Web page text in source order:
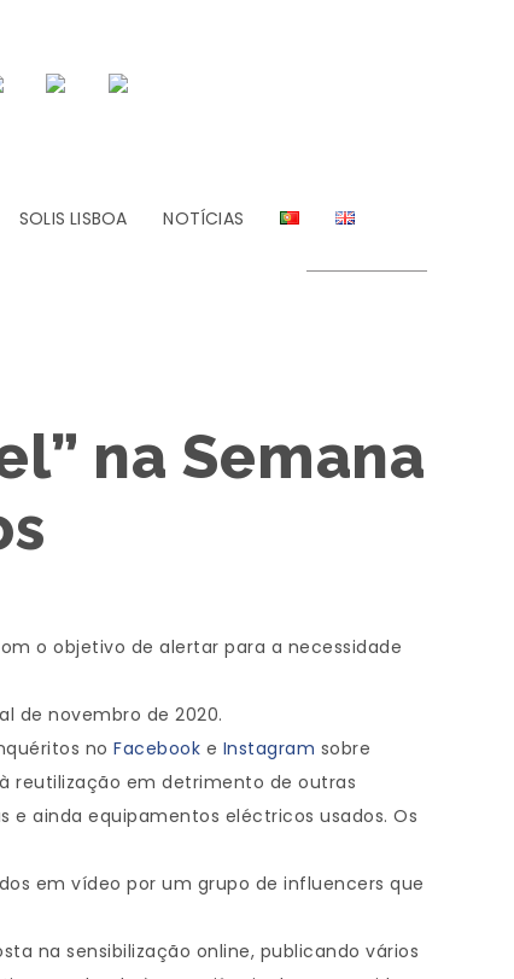
SOLIS LISBOA NOTÍCIAS
na Semana
o objetivo de alertar para a necessidade
de novembro de 2020.
no Facebook e Instagram sobre
reutilização em detrimento de outras
ainda equipamentos eléctricos usados. Os
em vídeo por um grupo de influencers que
na sensibilização online, publicando vários